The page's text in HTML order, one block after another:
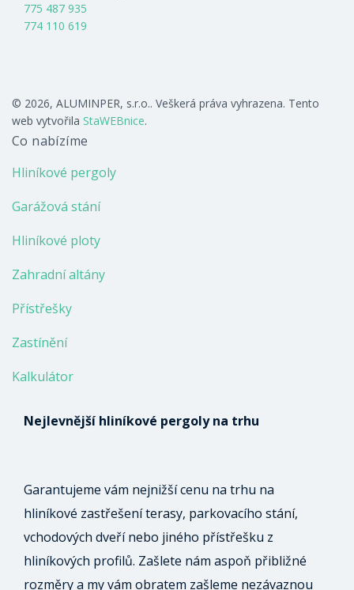
775 487 935
774 110 619
© 2026, ALUMINPER, s.r.o.. Veškerá práva vyhrazena. Tento
web vytvořila StaWEBnice.
Co nabízíme
Hliníkové pergoly
Garážová stání
Hliníkové ploty
Zahradní altány
Přístřešky
Zastínění
Kalkulátor
Nejlevnější hliníkové pergoly na trhu
Garantujeme vám nejnižší cenu na trhu na
hliníkové zastřešení terasy, parkovacího stání,
vchodových dveří nebo jiného přístřešku z
hliníkových profilů. Zašlete nám aspoň přibližné
rozměry a my vám obratem zašleme nezávaznou